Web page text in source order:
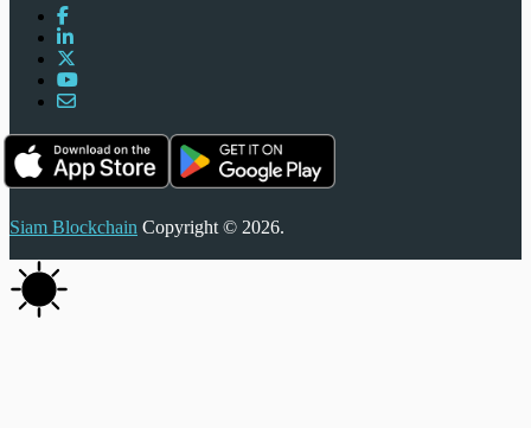
Siam Blockchain Copyright © 2026.